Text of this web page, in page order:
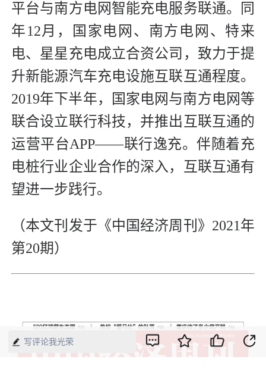
平台与南方电网智能充电服务联通。同
年12月，国家电网、南方电网、特来
电、星星充电成立合资公司，致力于提
升新能源汽车充电设施互联互通程度。
2019年下半年，国家电网与南方电网等
联合设立联行科技，并推出互联互通的
运营平台APP——联行逸充。伴随着充
电桩行业企业合作的深入，互联互通有
望进一步践行。
（本文刊发于《中国经济周刊》2021年
第20期）
写评论我光荣